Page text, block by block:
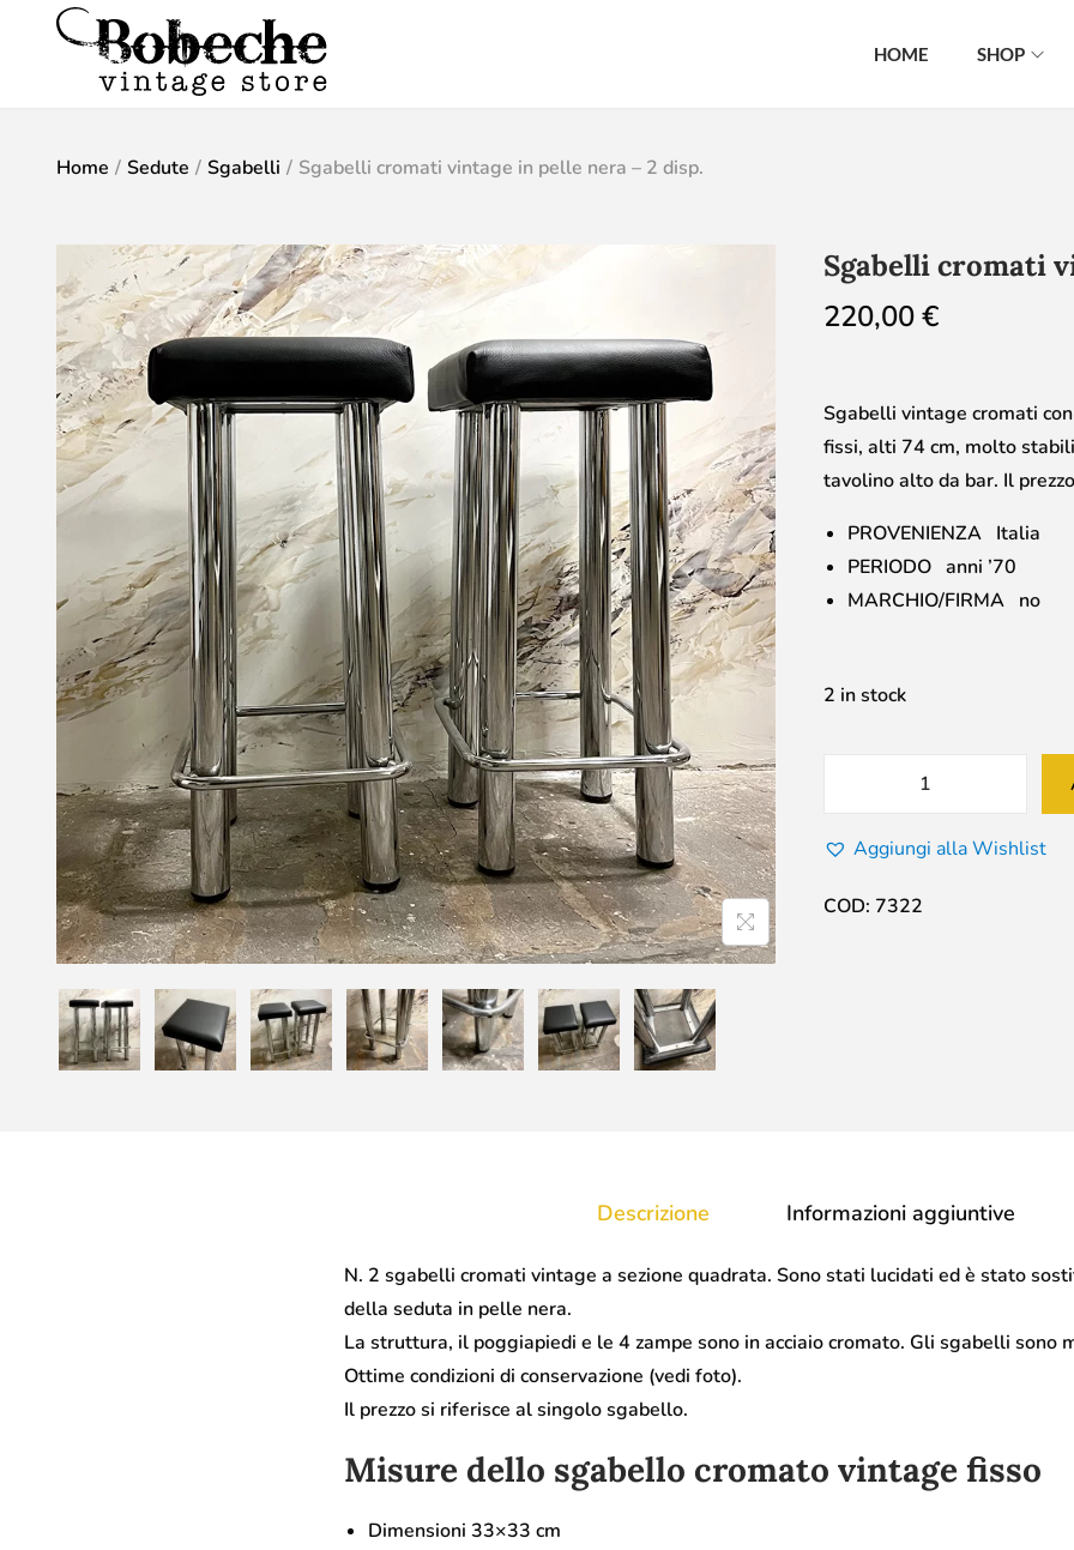
HOME SHOP
Home / Sedute / Sgabelli / Sgabelli cromati vintage in pelle nera – 2 disp.
Sgabelli cromati
220,00€
Sgabelli vintage cromati
fissi, alti 74 cm, molto
tavolino alto da bar. Il
PROVENIENZA Italia
PERIODO anni ’70
MARCHIO/FIRMA no
2 in stock
Aggiungi alla Wishlist
COD: 7322
Descrizione Informazioni aggiuntive
N. 2 sgabelli cromati vintage a sezione quadrata. Sono stati lucidati ed è stato
della seduta in pelle nera.
La struttura, il poggiapiedi e le 4 zampe sono in acciaio cromato. Gli sgabelli sono
Ottime condizioni di conservazione (vedi foto).
Il prezzo si riferisce al singolo sgabello.
Misure dello sgabello cromato vintage fisso
Dimensioni 33×33 cm